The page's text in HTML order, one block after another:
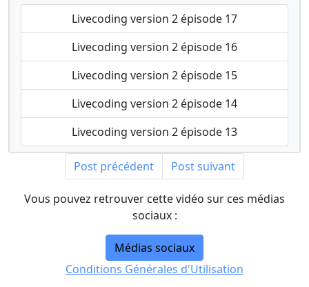
Livecoding version 2 épisode 17
Livecoding version 2 épisode 16
Livecoding version 2 épisode 15
Livecoding version 2 épisode 14
Livecoding version 2 épisode 13
Post précédent Post suivant
Vous pouvez retrouver cette vidéo sur ces médias
sociaux :
Médias sociaux
Conditions Générales d'Utilisation